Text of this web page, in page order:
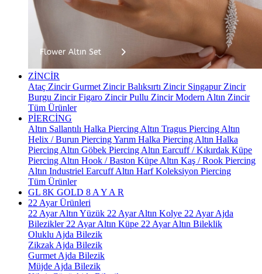
ZİNCİR
Ataç ZincirGurmet ZincirBalıksırtı Zincir Singapur Zincir
Burgu ZincirFigaro ZincirPullu ZincirModern Altın Zincir
Tüm Ürünler
PİERCİNG
Altın Sallantılı Halka Piercing Altın Tragus Piercing Altın
Helix / Burun PiercingYarım Halka Piercing Altın Halka
Piercing Altın Göbek Piercing Altın Earcuff / Kıkırdak Küpe
Piercing Altın Hook / Baston Küpe Altın Kaş / Rook Piercing
Altın Industriel EarcuffAltın Harf Koleksiyon Piercing
Tüm Ürünler
GL 8K GOLD 8 A Y A R
22 Ayar Ürünleri
22 Ayar Altın Yüzük 22 Ayar Altın Kolye 22 Ayar Ajda
Bilezikler 22 Ayar Altın Küpe 22 Ayar Altın Bileklik
Oluklu Ajda Bilezik
Zikzak Ajda Bilezik
Gurmet Ajda Bilezik
Müjde Ajda Bilezik